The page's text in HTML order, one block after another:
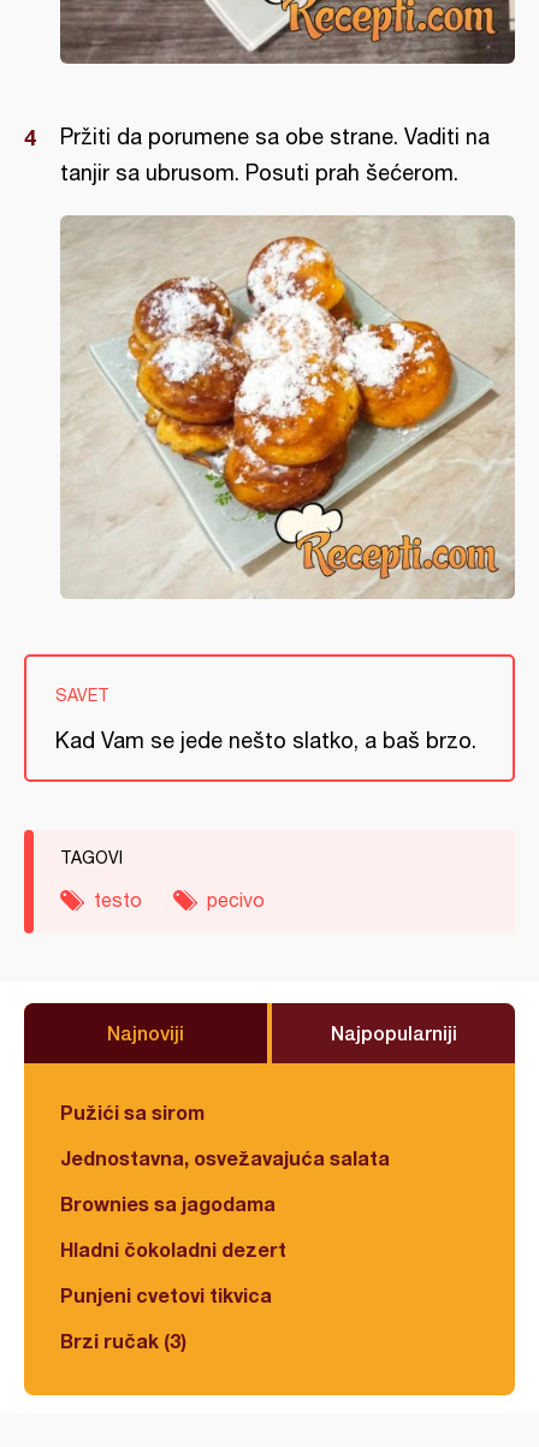
Pržiti da porumene sa obe strane. Vaditi na
tanjir sa ubrusom. Posuti prah šećerom.
SAVET
Kad Vam se jede nešto slatko, a baš brzo.
TAGOVI
testo pecivo
Najnoviji Najpopularniji
Pužići sa sirom
Jednostavna, osvežavajuća salata
Brownies sa jagodama
Hladni čokoladni dezert
Punjeni cvetovi tikvica
Brzi ručak (3)